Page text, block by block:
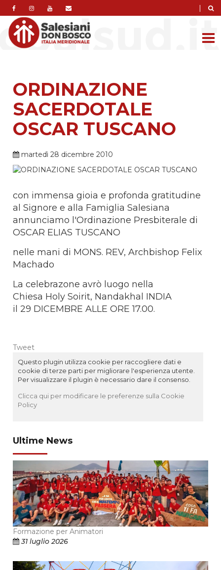
|
ORDINAZIONE
SACERDOTALE
OSCAR TUSCANO
martedì 28 dicembre 2010
con immensa gioia e profonda gratitudine
al Signore e alla Famiglia Salesiana
annunciamo l'Ordinazione Presbiterale di
OSCAR ELIAS TUSCANO
nelle mani di MONS. REV, Archbishop Felix
Machado
La celebrazone avrò luogo nella
Chiesa Holy Soirit, Nandakhal INDIA
il 29 DICEMBRE ALLE ORE 17.00.
Tweet
Questo plugin utilizza cookie per raccogliere dati e
cookie di terze parti per migliorare l'esperienza utente.
Per visualizzare il plugin è necessario dare il consenso.
Clicca qui per modificare le preferenze sulla Cookie
Policy
Ultime News
Formazione per Animatori
31 luglio 2026